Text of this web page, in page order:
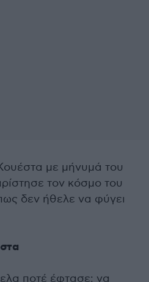
με μήνυμά του
τον κόσμο του
δεν ήθελε να φύγει
ποτέ έφτασε: να